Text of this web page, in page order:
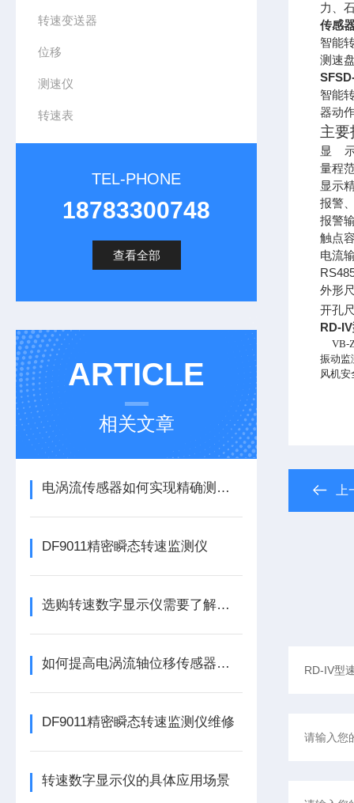
转速变送器
位移
测速仪
转速表
TEL-PHONE
18783300748
查看全部
ARTICLE
相关文章
电涡流传感器如何实现精确测量？
DF9011精密瞬态转速监测仪
选购转速数字显示仪需要了解哪些常识？
如何提高电涡流轴位移传感器的精度？
DF9011精密瞬态转速监测仪维修
转速数字显示仪的具体应用场景
力、
传感
智能
测速
智能
器动
主要
显
量程
显示
报警
报警
触点
电流
外形
开孔
RD-
VB-
振动监
风机安